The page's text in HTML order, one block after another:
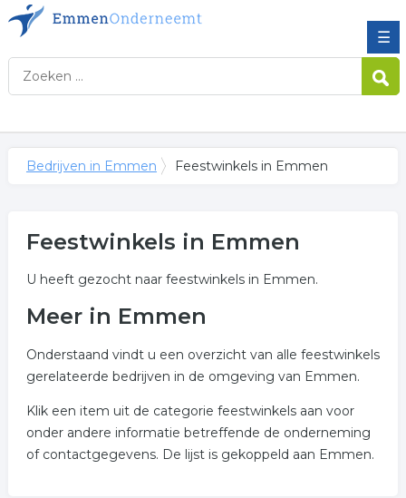
☰
Bedrijven in Emmen Feestwinkels in Emmen
Feestwinkels in Emmen
U heeft gezocht naar feestwinkels in Emmen.
Meer in Emmen
Onderstaand vindt u een overzicht van alle feestwinkels
gerelateerde bedrijven in de omgeving van Emmen.
Klik een item uit de categorie feestwinkels aan voor
onder andere informatie betreffende de onderneming
of contactgegevens. De lijst is gekoppeld aan Emmen.